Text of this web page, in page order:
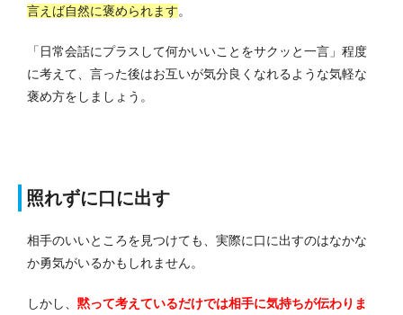
言えば自然に褒められます。
「日常会話にプラスして何かいいことをサクッと一言」程度
に考えて、言った後はお互いが気分良くなれるような気軽な
褒め方をしましょう。
照れずに口に出す
相手のいいところを見つけても、実際に口に出すのはなかな
か勇気がいるかもしれません。
しかし、 黙って考えているだけでは相手に気持ちが伝わりま